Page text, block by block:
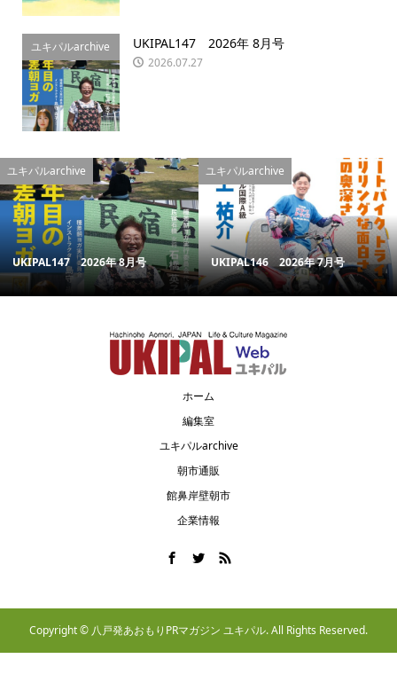
ユキパルarchive UKIPAL147 2026年 8月号
2026.07.27
ユキパルarchive
UKIPAL147 2026年 8月号
ユキパルarchive
UKIPAL146 2026年 7月号
ホーム
編集室
ユキパルarchive
朝市通販
館鼻岸壁朝市
企業情報
Copyright © 八戸発あおもりPRマガジン ユキパル. All Rights Reserved.